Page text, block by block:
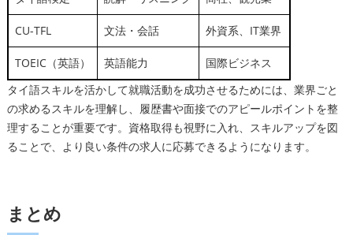
CU-TFL 文法・会話 外資系、IT業界
TOEIC（英語） 英語能力
国際ビジネス
タイ語スキルを活かして就職活動を成功させるためには、業界ごと
の求めるスキルを理解し、履歴書や面接でのアピールポイントを整
理することが重要です。資格取得も視野に入れ、スキルアップを図
ることで、より良い条件の求人に応募できるようになります。
まとめ